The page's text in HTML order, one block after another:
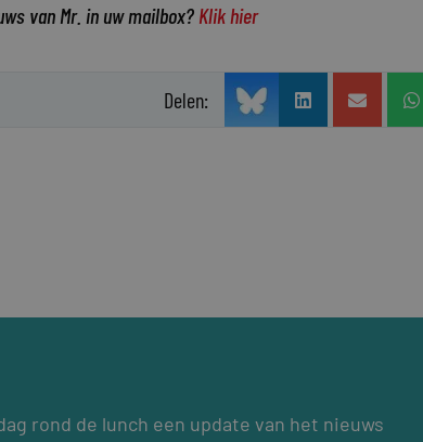
van Mr. in uw mailbox? Klik hier
Delen:
rond de lunch een update van het nieuws